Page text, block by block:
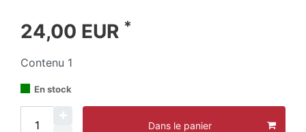
24,00 EUR *
Contenu 1
En stock
Dans le panier